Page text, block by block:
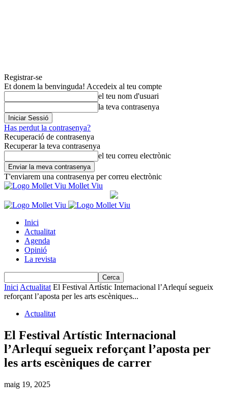
Registrar-se
Et donem la benvinguda! Accedeix al teu compte
el teu nom d'usuari
la teva contrasenya
Has perdut la contrasenya?
Recuperació de contrasenya
Recuperar la teva contrasenya
el teu correu electrònic
T'enviarem una contrasenya per correu electrònic
Mollet Viu
Inici
Actualitat
Agenda
Opinió
La revista
Inici Actualitat El Festival Artístic Internacional l’Arlequí segueix
reforçant l’aposta per les arts escèniques...
Actualitat
El Festival Artístic Internacional
l’Arlequí segueix reforçant l’aposta per
les arts escèniques de carrer
maig 19, 2025